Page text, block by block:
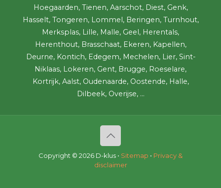
Hoegaarden, Tienen, Aarschot, Diest, Genk,
Hasselt, Tongeren, Lommel, Beringen, Turnhout,
Merksplas, Lille, Malle, Geel, Herentals,
Herenthout, Brasschaat, Ekeren, Kapellen,
Deurne, Kontich, Edegem, Mechelen, Lier, Sint-
Niklaas, Lokeren, Gent, Brugge, Roeselare,
Kortrijk, Aalst, Oudenaarde, Oostende, Halle,
Dilbeek, Overijse, ...
Copyright © 2026 D-klus • Sitemap • Privacy &
disclaimer